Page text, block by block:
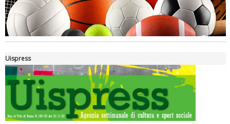
Tiziano Pesce a Radio InBlu2000 traccia il bilancio della stagione
Uispress